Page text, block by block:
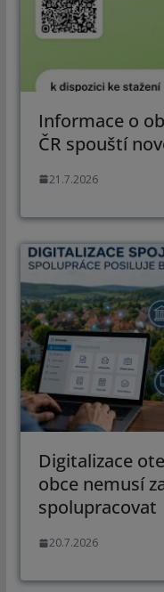
Informace o
ČR spouští
21.7.2026
Digitalizace
obce nemusí
spolupracovat
20.7.2026